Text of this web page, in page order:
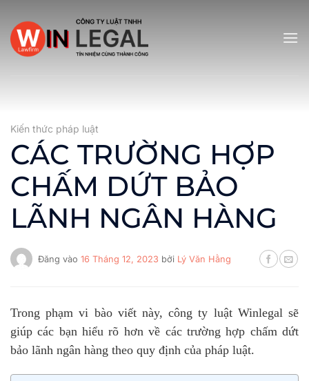
qua
nội
dung
Kiến thức pháp luật
CÁC TRƯỜNG HỢP
CHẤM DỨT BẢO
LÃNH NGÂN HÀNG
Đăng vào 16 Tháng 12, 2023 bởi Lý Văn Hằng
Trong phạm vi bào viết này, công ty luật Winlegal sẽ
giúp các bạn hiểu rõ hơn về các trường hợp chấm dứt
bảo lãnh ngân hàng theo quy định của pháp luật.